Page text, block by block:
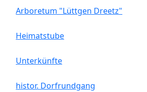
Arboretum "Lüttgen Dreetz"
Heimatstube
Unterkünfte
histor. Dorfrundgang